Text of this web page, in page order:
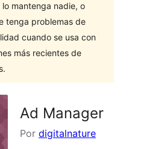
lo mantenga nadie, o
tenga problemas de
cuando se usa con
más recientes de
Ad Manager
Por digitalnature